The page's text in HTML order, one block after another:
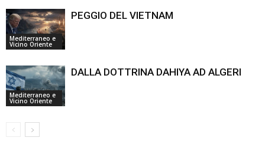
Mediterraneo e
Vicino Oriente
PEGGIO DEL VIETNAM
Mediterraneo e
Vicino Oriente
DALLA DOTTRINA DAHIYA AD ALGERI